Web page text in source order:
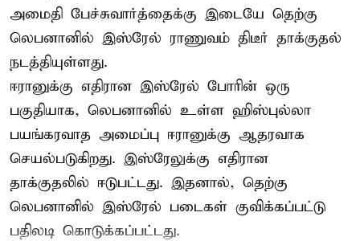
அமைதி பேச்சுவார்த்தைக்கு இடையே தெற்கு
லெபனானில் இஸ்ரேல் ராணுவம் திடீர் தாக்குதல்
நடத்தியுள்ளது.
ஈரானுக்கு எதிரான இஸ்ரேல் போரின் ஒரு
பகுதியாக, லெபனானில் உள்ள ஹிஸ்புல்லா
பயங்கரவாத அமைப்பு ஈரானுக்கு ஆதரவாக
செயல்படுகிறது. இஸ்ரேலுக்கு எதிரான
தாக்குதலில் ஈடுபட்டது. இதனால், தெற்கு
லெபனானில் இஸ்ரேல் படைகள் குவிக்கப்பட்டு
பதிலடி கொடுக்கப்பட்டது.